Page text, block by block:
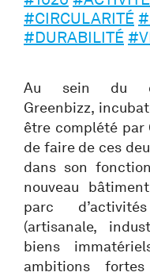
#CIRCULARITÉ
#DURABILITÉ
Au sein du
Greenbizz,
être complété par
de faire de ces
dans son
nouveau
parc
(artisanale,
biens
ambitions